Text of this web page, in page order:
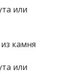
камня